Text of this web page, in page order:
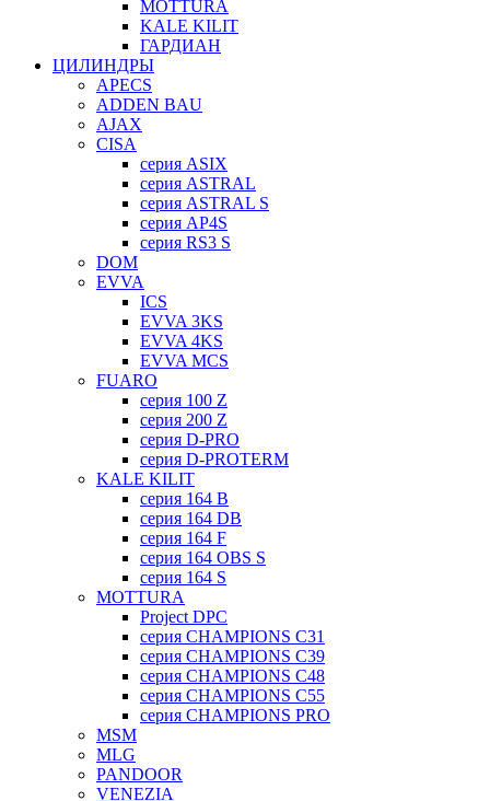
MOTTURA
KALE KILIT
ГАРДИАН
ЦИЛИНДРЫ
APECS
ADDEN BAU
AJAX
CISA
серия ASIX
серия ASTRAL
серия ASTRAL S
серия AP4S
серия RS3 S
DOM
EVVA
ICS
EVVA 3KS
EVVA 4KS
EVVA MCS
FUARO
серия 100 Z
серия 200 Z
серия D-PRO
серия D-PROTERM
KALE KILIT
серия 164 B
серия 164 DB
серия 164 F
серия 164 OBS S
серия 164 S
MOTTURA
Project DPC
серия CHAMPIONS C31
серия CHAMPIONS C39
серия CHAMPIONS C48
серия CHAMPIONS C55
серия CHAMPIONS PRO
MSM
MLG
PANDOOR
VENEZIA